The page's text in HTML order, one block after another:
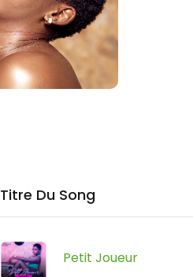
Titre Du Song
Petit Joueur